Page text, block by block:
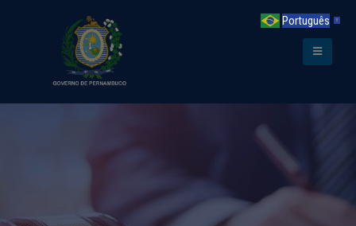
Português ▼